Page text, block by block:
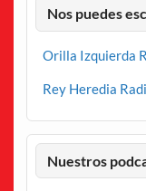
Nos puedes
Orilla Izquierda
Rey Heredia
Nuestros